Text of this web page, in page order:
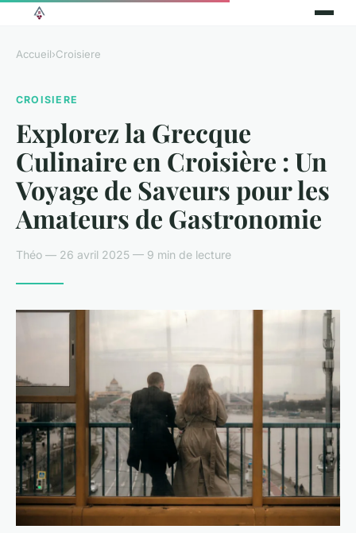
Accueil›Croisiere
CROISIERE
Explorez la Grecque
Culinaire en Croisière : Un
Voyage de Saveurs pour les
Amateurs de Gastronomie
Théo — 26 avril 2025 — 9 min de lecture